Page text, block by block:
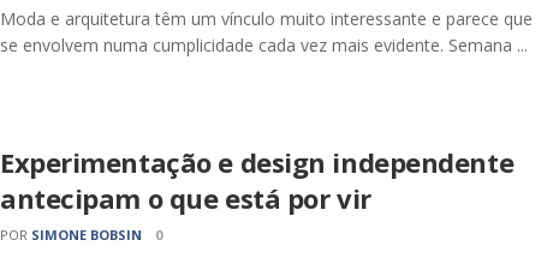
Moda e arquitetura têm um vínculo muito interessante e parece que
se envolvem numa cumplicidade cada vez mais evidente. Semana ...
Experimentação e design independente
antecipam o que está por vir
POR SIMONE BOBSIN 0